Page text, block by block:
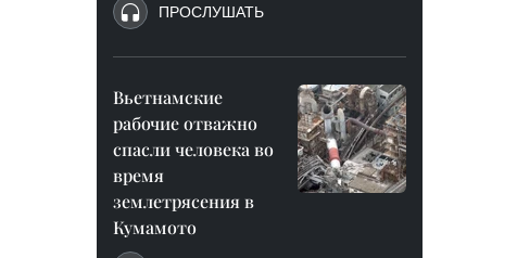
ПРОСЛУШАТЬ
Вьетнамские
рабочие отважно
спасли человека во
время
землетрясения в
Кумамото